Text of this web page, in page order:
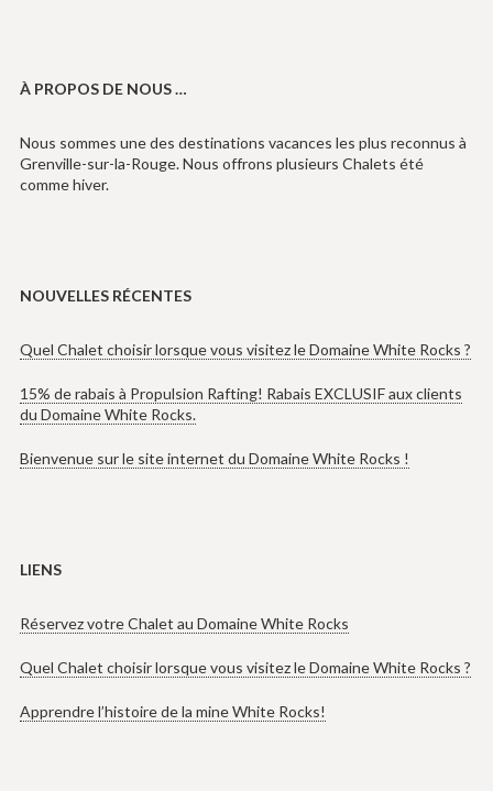
À PROPOS DE NOUS …
Nous sommes une des destinations vacances les plus reconnus à
Grenville-sur-la-Rouge. Nous offrons plusieurs Chalets été
comme hiver.
NOUVELLES RÉCENTES
Quel Chalet choisir lorsque vous visitez le Domaine White Rocks ?
15% de rabais à Propulsion Rafting! Rabais EXCLUSIF aux clients
du Domaine White Rocks.
Bienvenue sur le site internet du Domaine White Rocks !
LIENS
Réservez votre Chalet au Domaine White Rocks
Quel Chalet choisir lorsque vous visitez le Domaine White Rocks ?
Apprendre l’histoire de la mine White Rocks!